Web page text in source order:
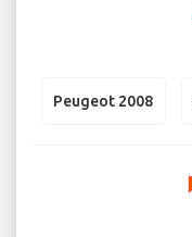
Peugeot 2008